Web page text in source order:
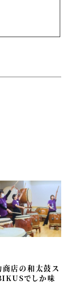
店の和太鼓ス
でしか味